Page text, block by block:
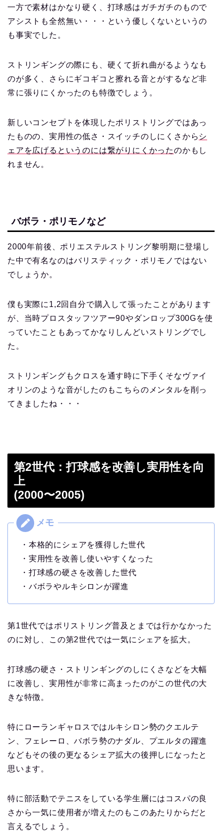
一方で素材はかなり硬く、打球感はガチガチのもので
アシストも全然無い・・・という優しくないというの
も事実でした。
ストリンギングの際にも、硬くて折れ曲がるようなも
のが多く、さらにギコギコと擦れる音とがするなど非
常に張りにくかったのも特徴でしょう。
新しいコンセプトを体現したポリストリングではあっ
たものの、実用性の低さ・スイッチのしにくさから シ
ェアを広げるというのには繋がりにくかったのかもし
れません。
バボラ・ポリモノなど
2000年前後、ポリエステルストリング黎明期に登場し
た中で有名なのはバリスティック・ポリモノではない
でしょうか。
僕も実際に1,2回自分で購入して張ったことがあります
が、当時プロスタッフツアー90やダンロップ300Gを使
っていたこともあってかなりしんどいストリングでし
た。
ストリンギングもクロスを通す時に下手くそなヴァイ
オリンのような音がしたのもこちらのメンタルを削っ
てきましたね・・・
第2世代：打球感を改善し実用性を向
上
(2000〜2005)
・本格的にシェアを獲得した世代
・実用性を改善し使いやすくなった
・打球感の硬さを改善した世代
・バボラやルキシロンが躍進
第1世代ではポリストリング普及とまでは行かなかった
のに対し、この第2世代では一気にシェアを拡大。
打球感の硬さ・ストリンギングのしにくさなどを大幅
に改善し、実用性が非常に高まったのがこの世代の大
きな特徴。
特にローランギャロスではルキシロン勢のクエルテ
ン、フェレーロ、バボラ勢のナダル、プエルタの躍進
などもその後の更なるシェア拡大の後押しになったと
思います。
特に部活動でテニスをしている学生層にはコスパの良
さから一気に使用者が増えたのもこのあたりからだと
言えるでしょう。